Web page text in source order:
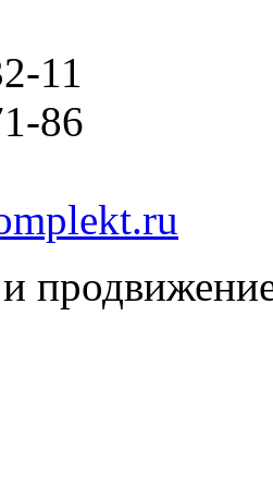
11
86
и